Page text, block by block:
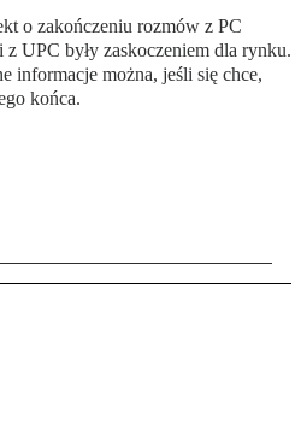
o zakończeniu rozmów z PC
UPC były zaskoczeniem dla rynku.
informacje można, jeśli się chce,
końca.